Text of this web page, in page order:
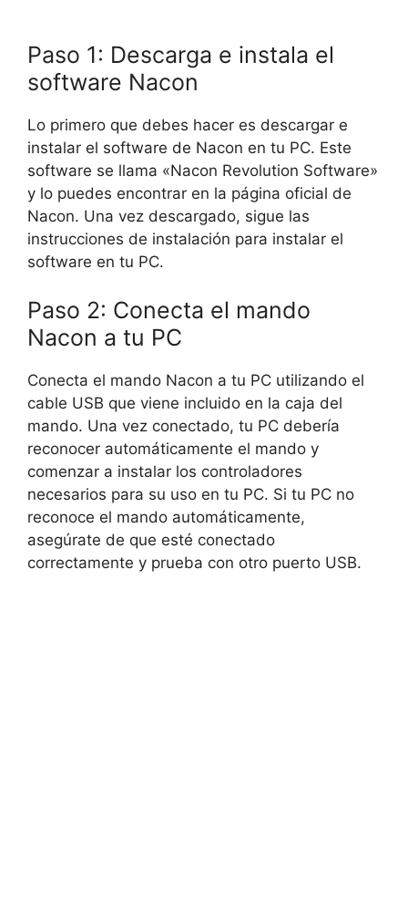
Paso 1: Descarga e instala el
software Nacon
Lo primero que debes hacer es descargar e
instalar el software de Nacon en tu PC. Este
software se llama «Nacon Revolution Software»
y lo puedes encontrar en la página oficial de
Nacon. Una vez descargado, sigue las
instrucciones de instalación para instalar el
software en tu PC.
Paso 2: Conecta el mando
Nacon a tu PC
Conecta el mando Nacon a tu PC utilizando el
cable USB que viene incluido en la caja del
mando. Una vez conectado, tu PC debería
reconocer automáticamente el mando y
comenzar a instalar los controladores
necesarios para su uso en tu PC. Si tu PC no
reconoce el mando automáticamente,
asegúrate de que esté conectado
correctamente y prueba con otro puerto USB.